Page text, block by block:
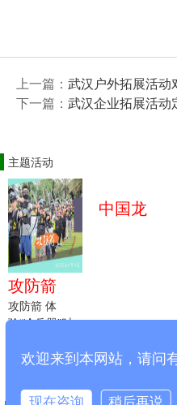
上一篇： 武汉户外拓展活动
下一篇： 武汉企业拓展活动
主题活动
攻防箭
攻防箭 体
验“冷兵器”时
中国龙
欢迎来到本网站，请问
现在咨询 稍后再说